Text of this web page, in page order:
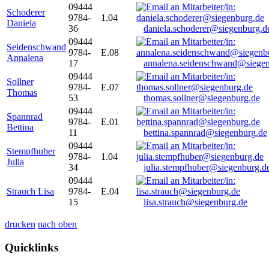
Schoderer
Daniela
09444
9784-
36
1.04
Seidenschwand
Annalena
09444
9784-
17
E.08
Sollner
Thomas
09444
9784-
53
E.07
thomas.sollner@siegenburg.de
Spannrad
Bettina
09444
9784-
11
E.01
bettina.spannrad@siegenburg.de
Stempfhuber
Julia
09444
9784-
34
1.04
Strauch Lisa
09444
9784-
15
E.04
lisa.strauch@siegenburg.de
drucken nach oben
Quicklinks